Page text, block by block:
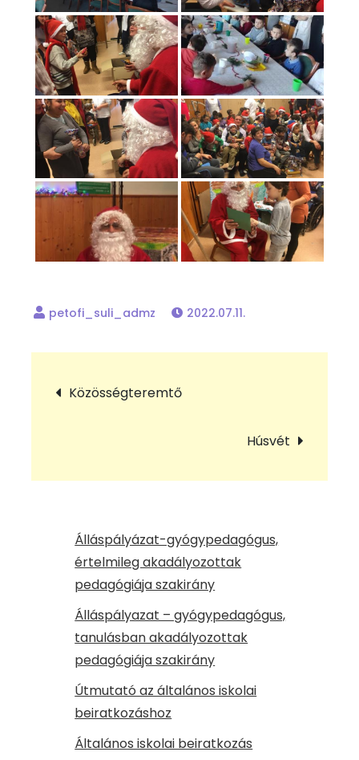
2022.07.11.
Bejegyzés
Közösségteremtő
Húsvét
Álláspályázat-gyógypedagógus,
értelmileg akadályozottak
pedagógiája szakirány
Álláspályazat – gyógypedagógus,
tanulásban akadályozottak
pedagógiája szakirány
Útmutató az általános iskolai
beiratkozáshoz
Általános iskolai beiratkozás